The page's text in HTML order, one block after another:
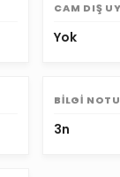
CAM DIŞ
Yok
BILGI NOTU
3n